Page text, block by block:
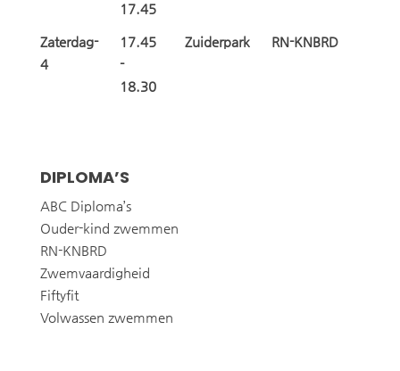
17.45
Zaterdag-
4
17.45
-
18.30
Zuiderpark RN-KNBRD
DIPLOMA’S
ABC Diploma’s
Ouder-kind zwemmen
RN-KNBRD
Zwemvaardigheid
Fiftyfit
Volwassen zwemmen